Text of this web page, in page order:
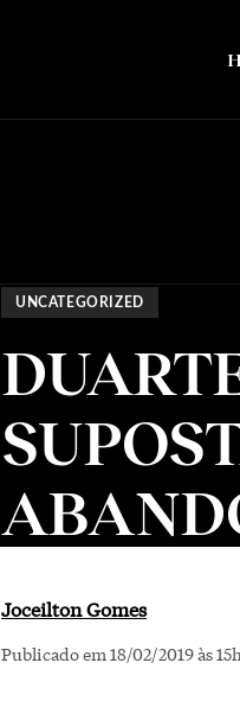
UNCATEGORIZED
Joceilton Gomes
Publicado em 18/02/2019 às